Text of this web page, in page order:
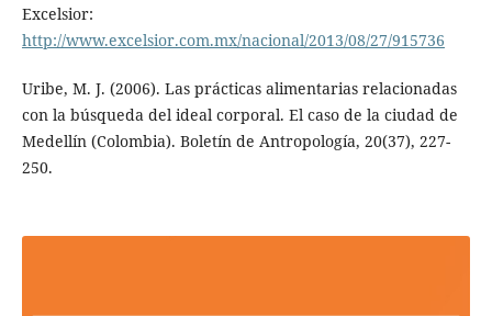
Excelsior:
http://www.excelsior.com.mx/nacional/2013/08/27/915736
Uribe, M. J. (2006). Las prácticas alimentarias relacionadas
con la búsqueda del ideal corporal. El caso de la ciudad de
Medellín (Colombia). Boletín de Antropología, 20(37), 227-
250.